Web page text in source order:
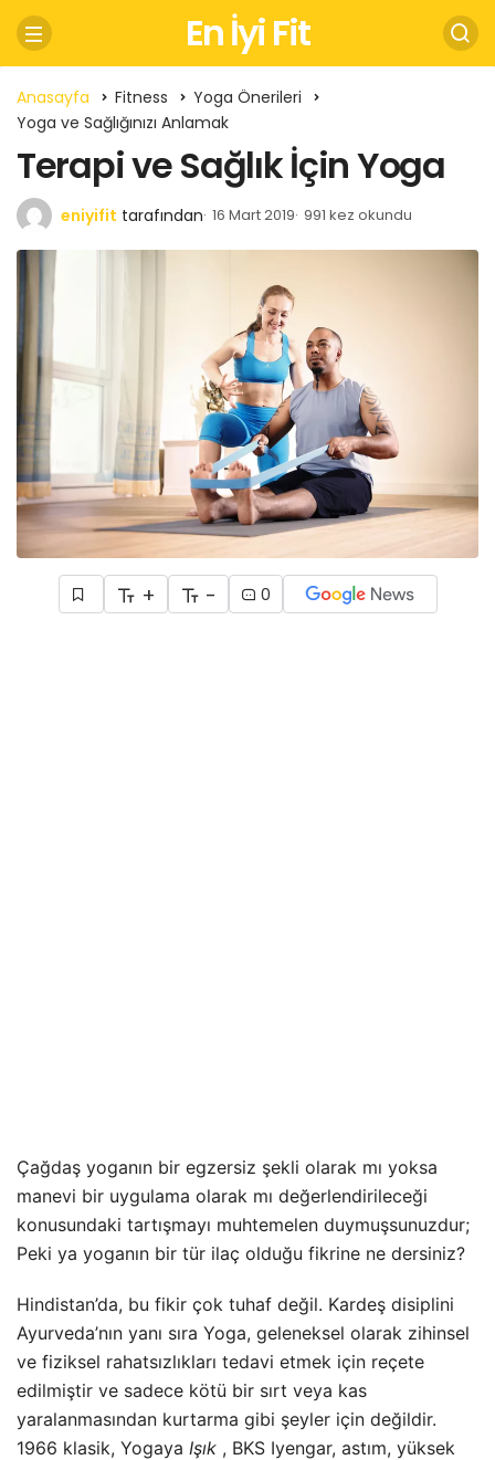
En İyi Fit
Anasayfa Fitness
Yoga Önerileri
Yoga ve Sağlığınızı Anlamak
Terapi ve Sağlık İçin Yoga
eniyifit tarafından 16 Mart 2019 991 kez okundu
+ - 0
Çağdaş yoganın bir egzersiz şekli olarak mı yoksa
manevi bir uygulama olarak mı değerlendirileceği
konusundaki tartışmayı muhtemelen duymuşsunuzdur;
Peki ya yoganın bir tür ilaç olduğu fikrine ne dersiniz?
Hindistan’da, bu fikir çok tuhaf değil. Kardeş disiplini
Ayurveda’nın yanı sıra Yoga, geleneksel olarak zihinsel
ve fiziksel rahatsızlıkları tedavi etmek için reçete
edilmiştir ve sadece kötü bir sırt veya kas
yaralanmasından kurtarma gibi şeyler için değildir.
1966 klasik, Yogaya Işık , BKS Iyengar, astım, yüksek